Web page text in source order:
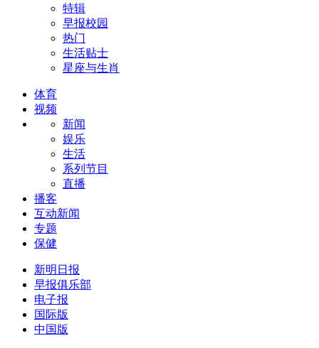
特辑
早报校园
热门
生活贴士
星座与生肖
体育
视频
新闻
娱乐
生活
系列节目
直播
播客
互动新闻
专题
保健
新明日报
早报俱乐部
电子报
国际版
中国版